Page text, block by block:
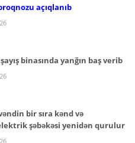
açıqlanıb
binasında yanğın baş verib
bir sıra kənd və
şəbəkəsi yenidən qurulur